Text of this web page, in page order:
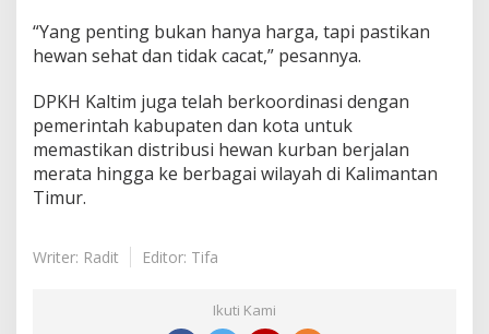
“Yang penting bukan hanya harga, tapi pastikan
hewan sehat dan tidak cacat,” pesannya.
DPKH Kaltim juga telah berkoordinasi dengan
pemerintah kabupaten dan kota untuk
memastikan distribusi hewan kurban berjalan
merata hingga ke berbagai wilayah di Kalimantan
Timur.
Writer: Radit Editor: Tifa
Ikuti Kami